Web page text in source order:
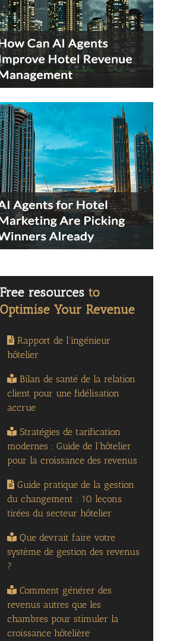
Rapport de l'ingénieur
hôtelier
Bilan de santé de la relation
client pour une fidélisation
accrue
Stratégies de tarification
modernes : Guide de l'hôtelier
pour la croissance des revenus
Guide pratique de la gestion
du changement : 10 leçons
tirées du secteur hôtelier
Que devrait faire votre
système de gestion des revenus
?
Comment générer des
revenus autres que les
chambres pour stimuler la
croissance hôtelière